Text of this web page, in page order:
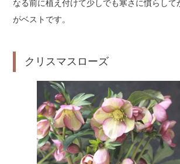
なる前に植え付けて少しでも寒さに慣らして
がベストです。
クリスマスローズ